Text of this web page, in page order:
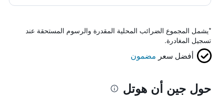
*يشمل المجموع الضرائب المحلية المقدرة والرسوم المستحقة عند
تسجيل المغادرة.
أفضل سعر مضمون
حول جين أن هوتل